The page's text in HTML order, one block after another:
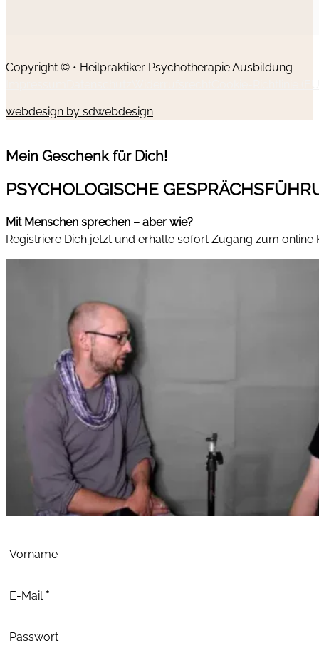
Copyright © • Heilpraktiker Psychotherapie Ausbildung
webdesign by sdwebdesign
Mein Geschenk für Dich!
PSYCHOLOGISCHE
Mit Menschen sprechen – aber wie?
Registriere Dich jetzt und erhalte sofort Zugang zum online
Vorname
E-Mail *
Passwort